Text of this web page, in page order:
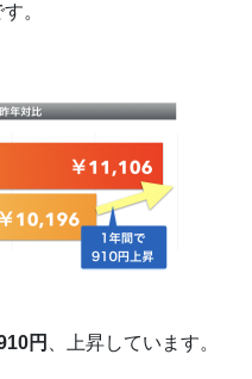
。
円 、上昇しています。